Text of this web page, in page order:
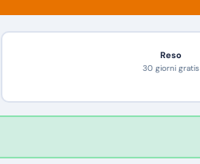
Reso
30 giorni gratis